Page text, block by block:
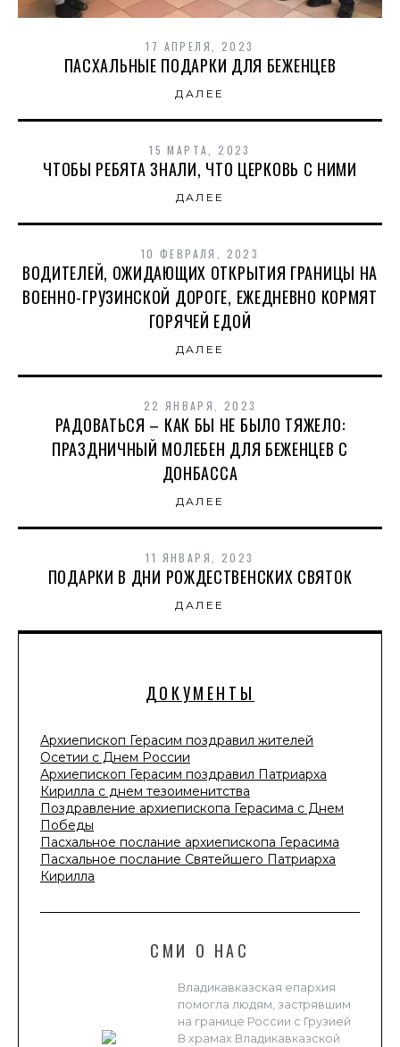
ДОКУМЕНТЫ
Архиепископ Герасим поздравил жителей
Осетии с Днем России
Архиепископ Герасим поздравил Патриарха
Кирилла с днем тезоименитства
Поздравление архиепископа Герасима с Днем
Победы
Пасхальное послание архиепископа Герасима
Пасхальное послание Святейшего Патриарха
Кирилла
СМИ О НАС
Владикавказская епархия
помогла людям, застрявшим
на границе России с Грузией
В храмах Владикавказской
17 АПРЕЛЯ, 2023
ПАСХАЛЬНЫЕ ПОДАРКИ ДЛЯ БЕЖЕНЦЕВ
ДАЛЕЕ
15 МАРТА, 2023
ЧТОБЫ РЕБЯТА ЗНАЛИ, ЧТО ЦЕРКОВЬ С НИМИ
ДАЛЕЕ
10 ФЕВРАЛЯ, 2023
ВОДИТЕЛЕЙ, ОЖИДАЮЩИХ ОТКРЫТИЯ ГРАНИЦЫ НА
ВОЕННО-ГРУЗИНСКОЙ ДОРОГЕ, ЕЖЕДНЕВНО КОРМЯТ
ГОРЯЧЕЙ ЕДОЙ
ДАЛЕЕ
22 ЯНВАРЯ, 2023
РАДОВАТЬСЯ – КАК БЫ НЕ БЫЛО ТЯЖЕЛО:
ПРАЗДНИЧНЫЙ МОЛЕБЕН ДЛЯ БЕЖЕНЦЕВ С
ДОНБАССА
ДАЛЕЕ
11 ЯНВАРЯ, 2023
ПОДАРКИ В ДНИ РОЖДЕСТВЕНСКИХ СВЯТОК
ДАЛЕЕ